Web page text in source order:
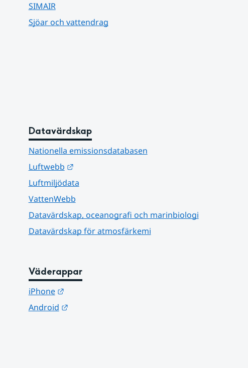
SIMAIR
Sjöar och vattendrag
Datavärdskap
Nationella emissionsdatabasen
Luftwebb
Länk till annan webbplats.
Luftmiljödata
VattenWebb
Datavärdskap, oceanografi och marinbiologi
Datavärdskap för atmosfärkemi
Väderappar
iPhone
Länk till annan webbplats.
Android
Länk till annan webbplats.